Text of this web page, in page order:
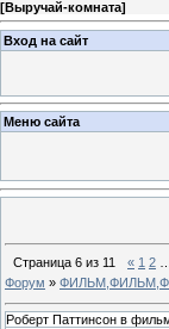
[Выручай-комната]
Вход на сайт
Меню сайта
Страница 6 из 11 « 1 2
Форум »
Роберт Паттинсон в